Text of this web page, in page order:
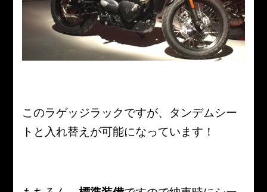
このラゲッジラックですが、タンデムシー
トと入れ替えが可能になっています！